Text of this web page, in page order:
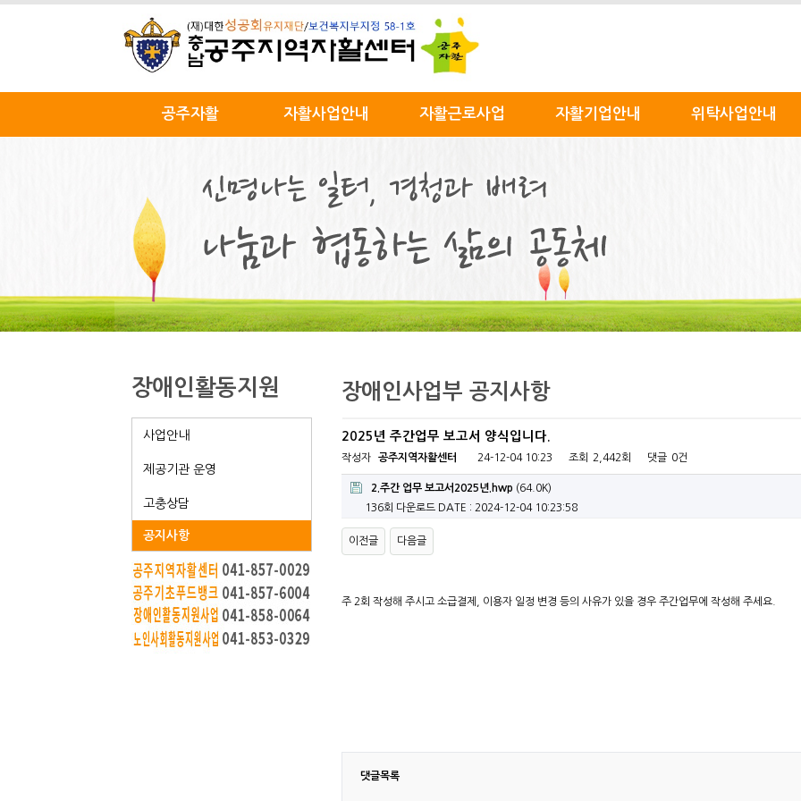
공주자활 자활사업안내 자활근로사업 자활기업안내 위탁사업안내
사업안내
제공기관 운영
고충상담
공지사항
2025년 주간업무 보고서 양식입니다.
작성자 공주지역자활센터 24-12-04 10:23 조회 2,442회 댓글 0건
2.주간 업무 보고서2025년.hwp (64.0K)
136회 다운로드 DATE : 2024-12-04 10:23:58
이전글 다음글
주 2회 작성해 주시고 소급결제, 이용자 일정 변경 등의 사유가 있을 경우 주간업무에 작성해 주세요.
댓글목록